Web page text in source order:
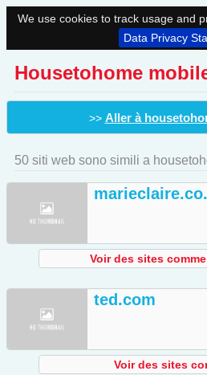
We use cookies to track usage and
Data Privacy
Housetohome
>> Aller à
50 siti web sono simili a
Voir des sites
ted.com
Voir des sites